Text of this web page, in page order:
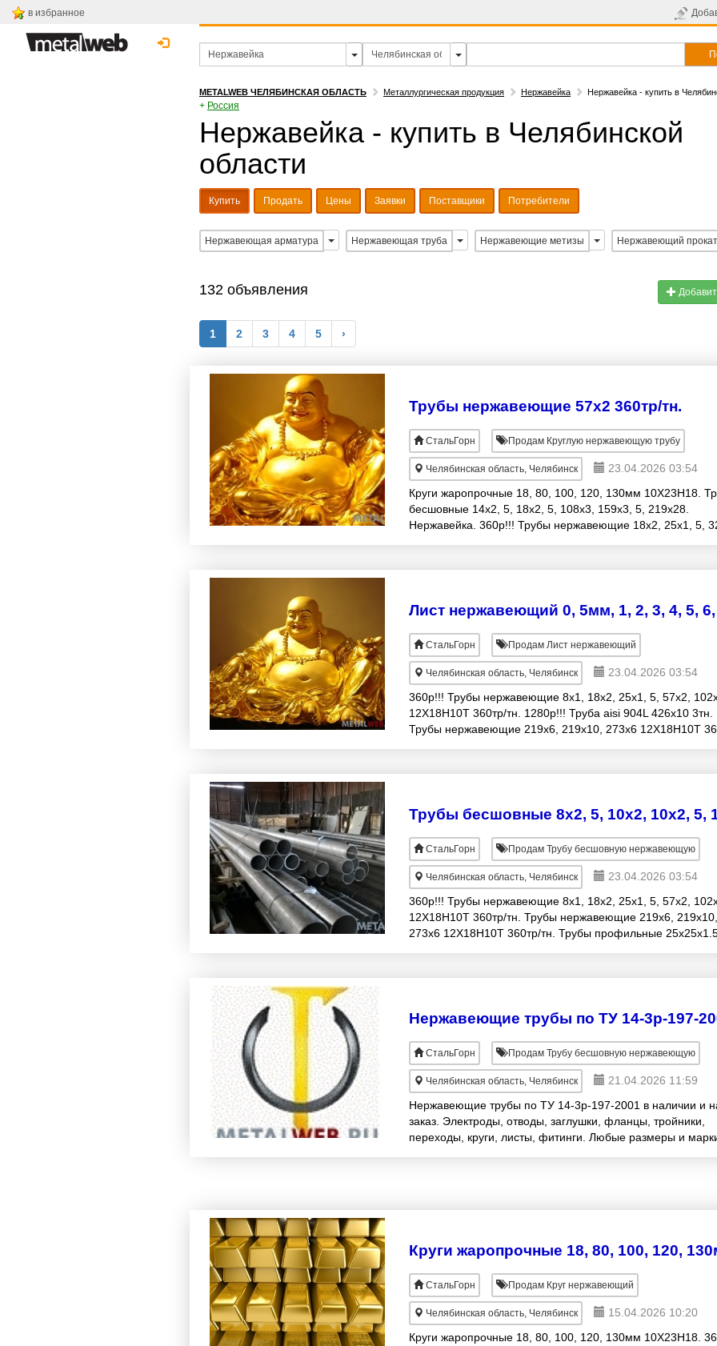
в избранное
METALWEB ЧЕЛЯБИНСКАЯ ОБЛАСТЬ Металлургическая продукция Нержавейка Нержавейка - купить в
+ Россия
Нержавейка - купить в Челябинской
области
Купить Продать Цены Заявки Поставщики Потребители
Нержавеющая арматура Нержавеющая труба Нержавеющие метизы Нержавеющий прокат
132 объявления
1 2 3 4 5 ›
Трубы нержавеющие 57х2 360тр/тн.
СтальГорн Продам Круглую нержавеющую трубу
Челябинская область, Челябинск
23.04.2026 03:54
Круги жаропрочные 18, 80, 100, 120, 130мм 10Х23Н18.
бесшовные 14х2, 5, 18х2, 5, 108х3, 159х3, 5, 219х28.
Нержавейка. 360р!!! Трубы нержавеющие 18х2, 25х1, 5,
СтальГорн Продам Лист нержавеющий
Челябинская область, Челябинск
23.04.2026 03:54
360р!!! Трубы нержавеющие 8х1, 18х2, 25х1, 5, 57х2,
12Х18Н10Т 360тр/тн. 1280р!!! Труба aisi 904L 426х10 3тн.
Трубы нержавеющие 219х6, 219х10, 273х6 12Х18Н10Т
СтальГорн Продам Трубу бесшовную нержавеющую
Челябинская область, Челябинск
23.04.2026 03:54
360р!!! Трубы нержавеющие 8х1, 18х2, 25х1, 5, 57х2,
12Х18Н10Т 360тр/тн. Трубы нержавеющие 219х6, 219х10,
273х6 12Х18Н10Т 360тр/тн. Трубы профильные
СтальГорн Продам Трубу бесшовную нержавеющую
Челябинская область, Челябинск
21.04.2026 11:59
Нержавеющие трубы по ТУ 14-3р-197-2001 в наличии и
заказ. Электроды, отводы, заглушки, фланцы, тройники,
переходы, круги, листы, фитинги. Любые размеры и
СтальГорн Продам Круг нержавеющий
Челябинская область, Челябинск
15.04.2026 10:20
Круги жаропрочные 18, 80, 100, 120, 130мм 10Х23Н18.